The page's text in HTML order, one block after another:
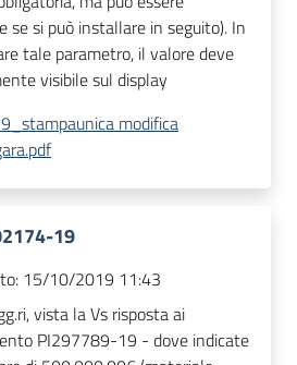
se si può installare in seguito). In
tale parametro, il valore deve
visibile sul display
modifica
19
15/10/2019 11:43
vista la Vs risposta ai
PI297789-19 - dove indicate